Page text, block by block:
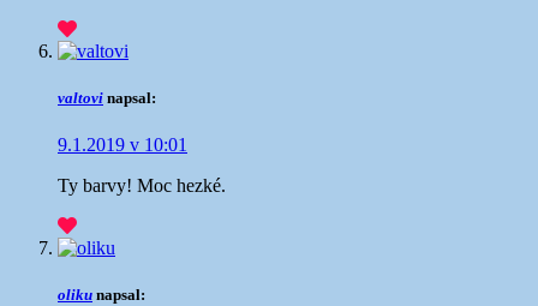
valtovi napsal:
9.1.2019 v 10:01
Ty barvy! Moc hezké.
oliku napsal: